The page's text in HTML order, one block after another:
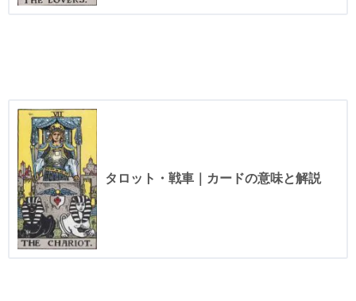
タロット・戦車｜カードの意味と解説